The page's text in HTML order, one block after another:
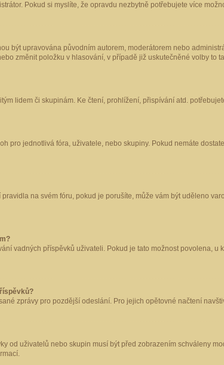
Pokud si myslíte, že opravdu nezbytně potřebujete více
být upravována původním autorem, moderátorem nebo
změnit položku v hlasování, v případě již uskutečněné volby
lidem či skupinám. Ke čtení, prohlížení, přispívání atd.
pro jednotlivá fóra, uživatele, nebo skupiny. Pokud nemáte
na svém fóru, pokud je porušíte, může vám být uděleno
vadných příspěvků uživateli. Pokud je tato možnost povolena,
zprávy pro pozdější odeslání. Pro jejich opětovné načtení
od uživatelů nebo skupin musí být před zobrazením schváleny